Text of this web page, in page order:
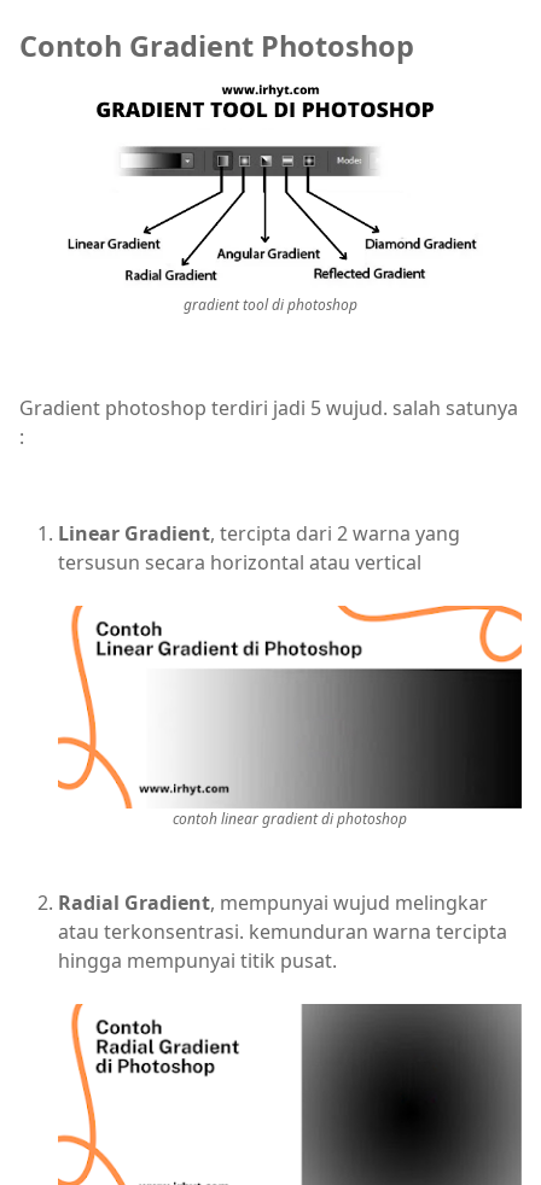
Contoh Gradient Photoshop
gradient tool di photoshop
Gradient photoshop terdiri jadi 5 wujud. salah satunya
:
Linear Gradient, tercipta dari 2 warna yang
tersusun secara horizontal atau vertical
contoh linear gradient di photoshop
Radial Gradient, mempunyai wujud melingkar
atau terkonsentrasi. kemunduran warna tercipta
hingga mempunyai titik pusat.